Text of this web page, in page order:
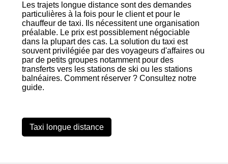
Les trajets longue distance sont des demandes
particulières à la fois pour le client et pour le
chauffeur de taxi. Ils nécessitent une organisation
préalable. Le prix est possiblement négociable
dans la plupart des cas. La solution du taxi est
souvent privilégiée par des voyageurs d'affaires ou
par de petits groupes notamment pour des
transferts vers les stations de ski ou les stations
balnéaires. Comment réserver ? Consultez notre
guide.
Taxi longue distance